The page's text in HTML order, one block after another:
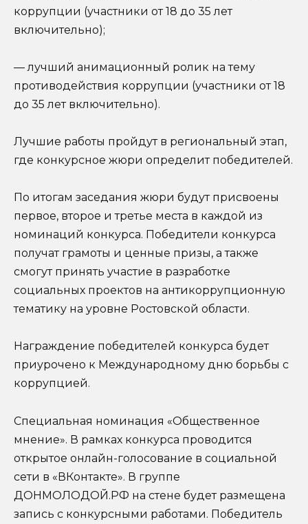
коррупции (участники от 18 до 35 лет
включительно);
— лучший анимационный ролик на тему
противодействия коррупции (участники от 18
до 35 лет включительно).
Лучшие работы пройдут в региональный этап,
где конкурсное жюри определит победителей.
По итогам заседания жюри будут присвоены
первое, второе и третье места в каждой из
номинаций конкурса. Победители конкурса
получат грамоты и ценные призы, а также
смогут принять участие в разработке
социальных проектов на антикоррупционную
тематику на уровне Ростовской области.
Награждение победителей конкурса будет
приурочено к Международному дню борьбы с
коррупцией.
Специальная номинация «Общественное
мнение». В рамках конкурса проводится
открытое онлайн-голосование в социальной
сети в «ВКонтакте». В группе
ДОНМОЛОДОЙ.РФ на стене будет размещена
запись с конкурсными работами. Победитель